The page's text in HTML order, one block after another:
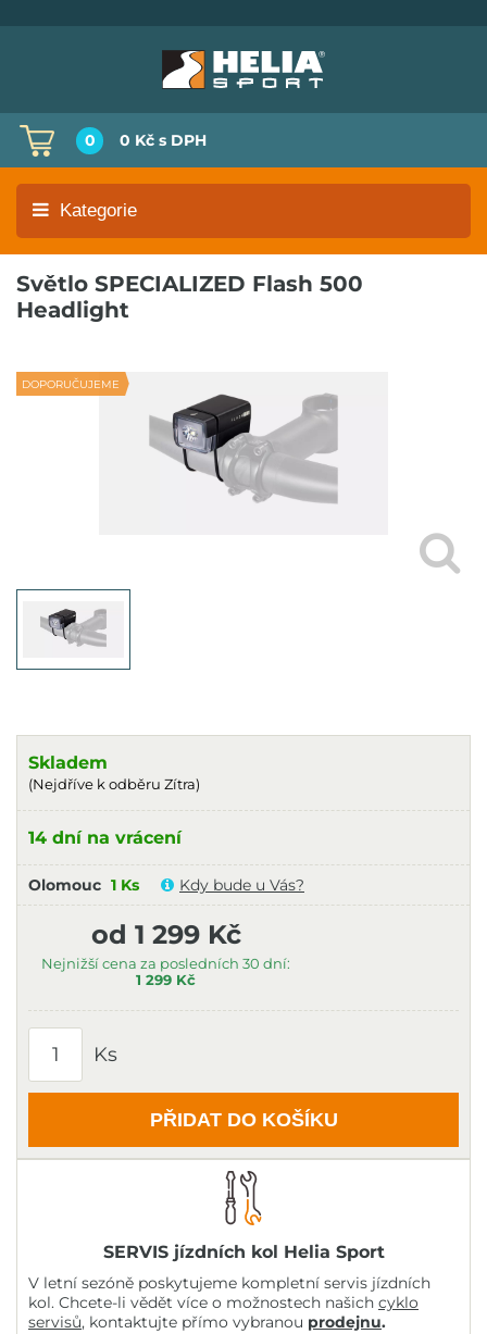
0 0 Kč s DPH
Kategorie
Světlo SPECIALIZED Flash 500
Headlight
DOPORUČUJEME
Skladem
(Nejdříve k odběru Zítra)
14 dní na vrácení
Olomouc 1 Ks Kdy bude u Vás?
od 1 299 Kč
Nejnižší cena za posledních 30 dní:
1 299 Kč
Ks
PŘIDAT DO KOŠÍKU
SERVIS jízdních kol Helia Sport
V letní sezóně poskytujeme kompletní servis jízdních
kol. Chcete-li vědět více o možnostech našich cyklo
servisů, kontaktujte přímo vybranou prodejnu.